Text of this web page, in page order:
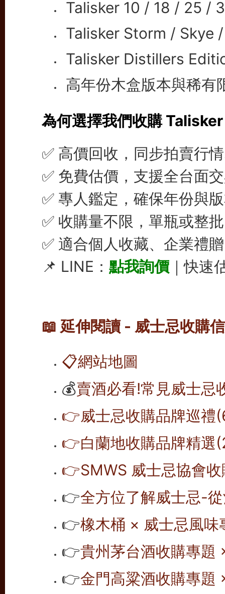
Talisker 10 / 18 / 25 /
Talisker Storm / Skye
Talisker Distillers
高年份木盒版本與稀有
為何選擇我們收購
✅ 高價回收，同步拍賣行
✅ 免費估價，支援全台面
✅ 專人鑑定，確保年份與
✅ 收購量不限，單瓶或整
✅ 適合個人收藏、企業禮
📌 LINE： 點我詢價 ｜快速
📖 延伸閱讀 - 威士忌收購
📋網站地圖
💰賣酒必看!常見威士忌
👉威士忌收購品牌巡禮
👉白蘭地收購品牌精選
👉SMWS 威士忌協會
👉全方位了解威士忌-
👉橡木桶 × 威士忌風味
👉貴州茅台酒收購專題
👉金門高粱酒收購專題